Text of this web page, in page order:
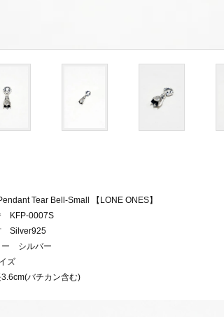
Tear Bell-Small 【LONE ONES】
KFP-0007S
Silver925
ー シルバー
ズ
バチカン含む)